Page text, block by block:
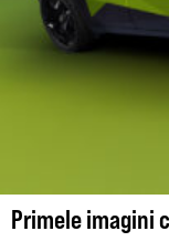
Primele imagini